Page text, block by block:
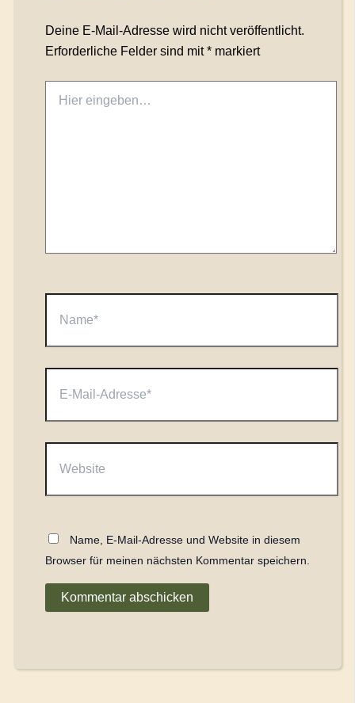
Deine E-Mail-Adresse wird nicht veröffentlicht.
Erforderliche Felder sind mit*markiert
eingeben…
Mail-
Name, E-Mail-Adresse und Website in diesem
Browser für meinen nächsten Kommentar speichern.